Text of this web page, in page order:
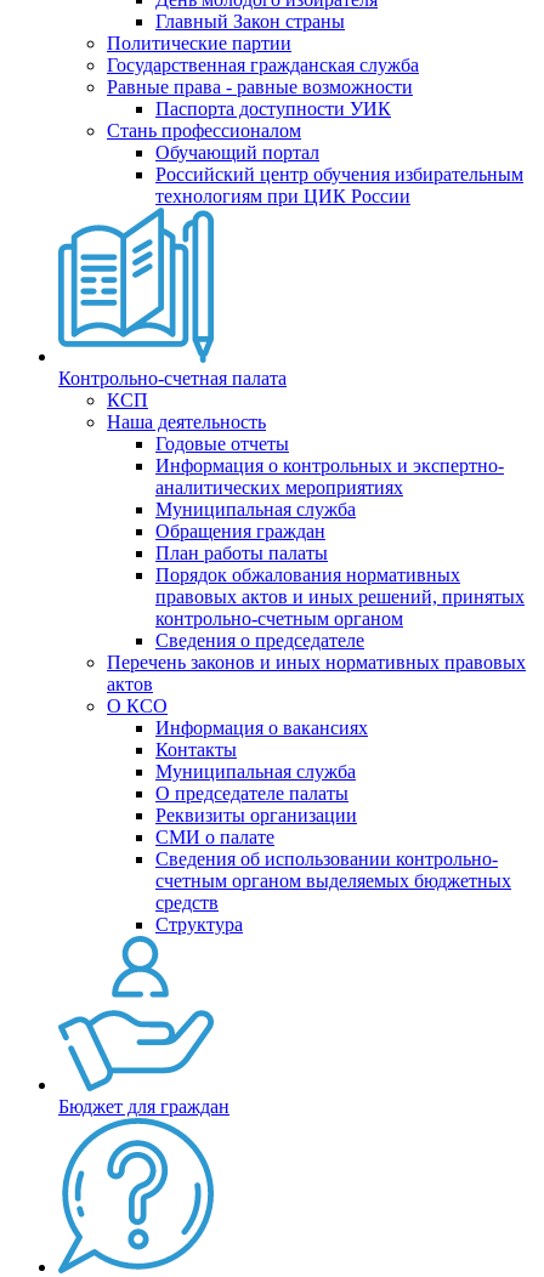
Главный Закон страны
Политические партии
Государственная гражданская служба
Равные права - равные возможности
Паспорта доступности УИК
Стань профессионалом
Обучающий портал
Российский центр обучения избирательным
технологиям при ЦИК России
Контрольно-счетная палата
КСП
Наша деятельность
Годовые отчеты
Информация о контрольных и экспертно-
аналитических мероприятиях
Муниципальная служба
Обращения граждан
План работы палаты
Порядок обжалования нормативных
правовых актов и иных решений, принятых
контрольно-счетным органом
Сведения о председателе
Перечень законов и иных нормативных правовых
актов
О КСО
Информация о вакансиях
Контакты
Муниципальная служба
О председателе палаты
Реквизиты организации
СМИ о палате
Сведения об использовании контрольно-
счетным органом выделяемых бюджетных
средств
Структура
Бюджет для граждан